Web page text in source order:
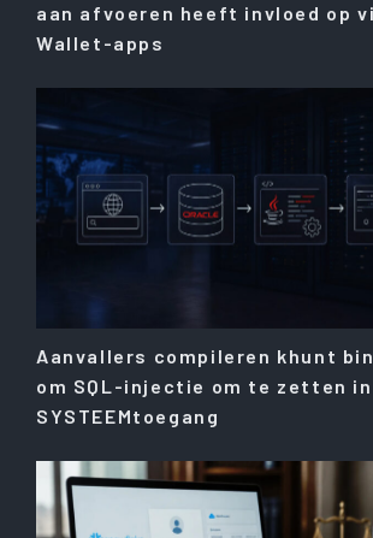
aan afvoeren heeft invloed op
Wallet-apps
Aanvallers compileren khunt
om SQL-injectie om te zetten in
SYSTEEMtoegang